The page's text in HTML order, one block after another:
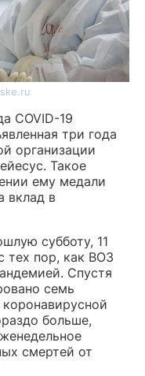
COVID-19
три года
организации
Такое
ему медали
вклад в
субботу, 11
тех пор, как ВОЗ
Спустя
семь
больше,
смертей от